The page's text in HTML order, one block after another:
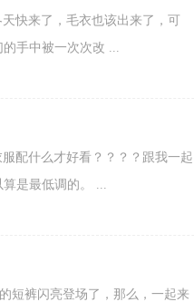
快来了，毛衣也该出来了，可
手中被一次次改 ...
配什么才好看？？？？跟我一起
是最低调的。 ...
短裤闪亮登场了，那么，一起来